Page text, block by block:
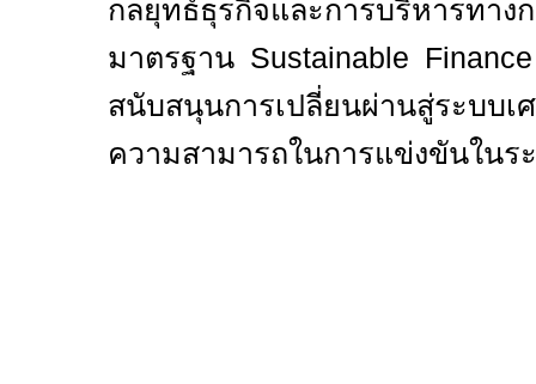
กลยุทธ์ธุรกิจและการบริหารทา
มาตรฐาน Sustainable
สนับสนุนการเปลี่ยนผ่านสู่ระบบ
ความสามารถในการแข่งขันในร